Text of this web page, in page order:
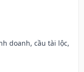
doanh, cầu tài lộc,